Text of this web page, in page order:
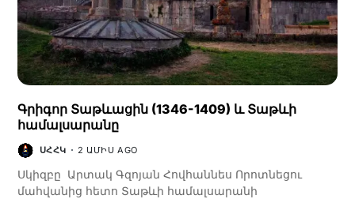
Գրիգոր Տաթևացին (1346-1409) և Տաթևի
համալսարանը
ՍՀՀԿ 2 ԱՄԻՍ AGO
Սկիզբը Արտակ Գզոյան Հովհաննես Որոտնեցու
մահվանից հետո Տաթևի համալսարանի